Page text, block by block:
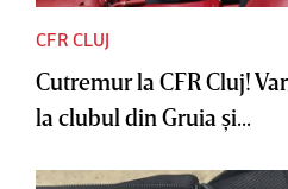
CFR CLUJ
Cutremur la CFR Cluj!
la clubul din Gruia şi...